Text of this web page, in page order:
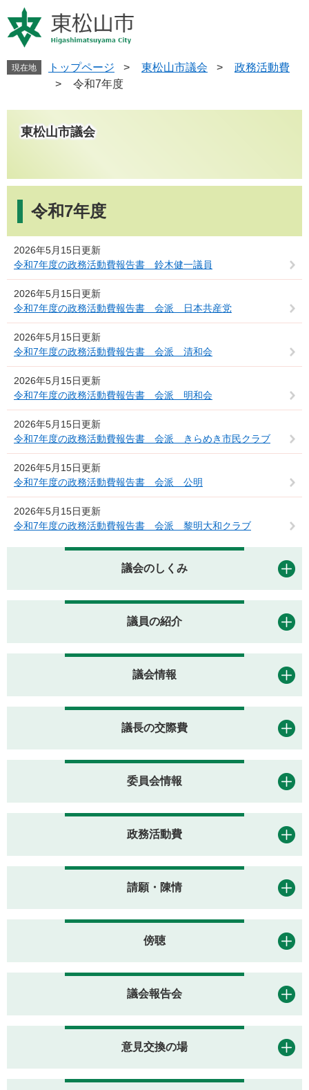
ー
ジ
す
ニ
ュ
し
現在地 トップページ > 東松山市議会 >
政務活動費
>
令和7年度
東松山市議会
令和7年度
2026年5月15日更新
令和7年度の政務活動費報告書 鈴木健一議員
2026年5月15日更新
令和7年度の政務活動費報告書 会派 日本共産党
2026年5月15日更新
令和7年度の政務活動費報告書 会派 清和会
2026年5月15日更新
令和7年度の政務活動費報告書 会派 明和会
2026年5月15日更新
令和7年度の政務活動費報告書 会派 きらめき市民クラブ
2026年5月15日更新
令和7年度の政務活動費報告書 会派 公明
2026年5月15日更新
令和7年度の政務活動費報告書 会派 黎明大和クラブ
議会のしくみ
議員の紹介
議会情報
議長の交際費
委員会情報
政務活動費
請願・陳情
傍聴
議会報告会
意見交換の場